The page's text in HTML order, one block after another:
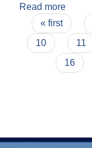
Read more
Pages
« first
10
11
16